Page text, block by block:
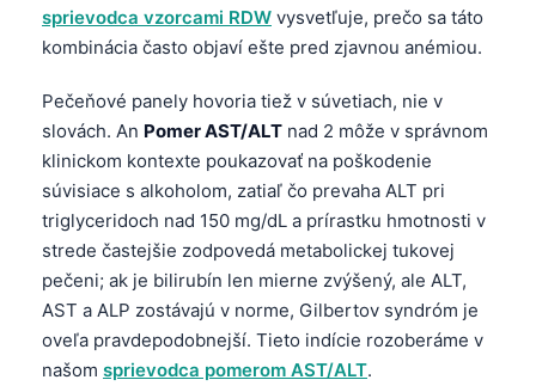
sprievodca vzorcami RDW vysvetľuje, prečo sa táto
kombinácia často objaví ešte pred zjavnou anémiou.
Pečeňové panely hovoria tiež v súvetiach, nie v
slovách. An Pomer AST/ALT nad 2 môže v správnom
klinickom kontexte poukazovať na poškodenie
súvisiace s alkoholom, zatiaľ čo prevaha ALT pri
triglyceridoch nad 150 mg/dL a prírastku hmotnosti v
strede častejšie zodpovedá metabolickej tukovej
pečeni; ak je bilirubín len mierne zvýšený, ale ALT,
AST a ALP zostávajú v norme, Gilbertov syndróm je
oveľa pravdepodobnejší. Tieto indície rozoberáme v
našom sprievodca pomerom AST/ALT.
Nederlands
हिन्दी
Bahasa Indonesia
Հայերեն
Íslenska
Српски језик
Svenska
Bosanski
Eesti